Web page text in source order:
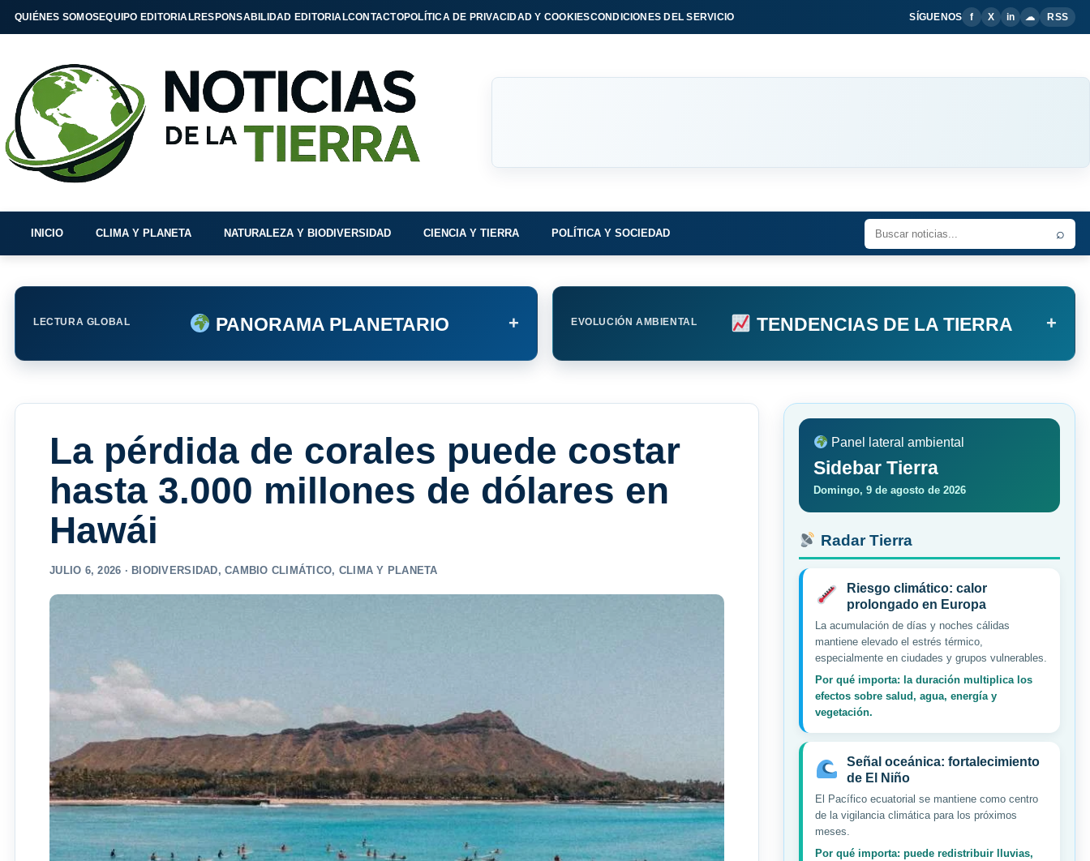
QUIÉNES SOMOSEQUIPO EDITORIALRESPONSABILIDAD EDITORIALCONTACTOPOLÍTICA DE PRIVACIDAD Y COOKIESCONDICIONES DEL SERVICIO SÍGUENOS f X in ☁ RSS
INICIO CLIMA Y PLANETA NATURALEZA Y BIODIVERSIDAD CIENCIA Y TIERRA POLÍTICA Y SOCIEDAD ⌕
LECTURA GLOBAL PANORAMA PLANETARIO + EVOLUCIÓN AMBIENTAL TENDENCIAS DE LA TIERRA +
La pérdida de corales puede costar
hasta 3.000 millones de dólares en
Hawái
JULIO 6, 2026 · BIODIVERSIDAD,CAMBIO CLIMÁTICO, CLIMA Y PLANETA
Panel lateral ambiental
Sidebar Tierra
Domingo, 9 de agosto de 2026
Radar Tierra
Riesgo climático: calor
prolongado en Europa
La acumulación de días y noches cálidas
mantiene elevado el estrés térmico,
especialmente en ciudades y grupos vulnerables.
Por qué importa: la duración multiplica los
efectos sobre salud, agua, energía y
vegetación.
Señal oceánica: fortalecimiento
de El Niño
El Pacífico ecuatorial se mantiene como centro
de la vigilancia climática para los próximos
meses.
Por qué importa: puede redistribuir lluvias,